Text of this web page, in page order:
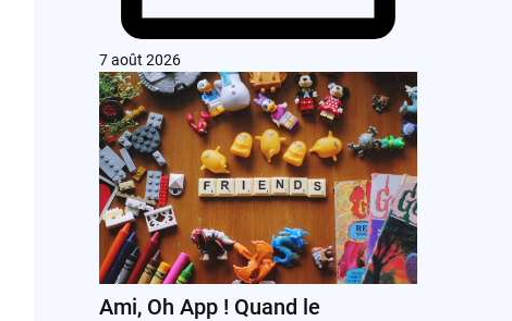
7 août 2026
Ami, Oh App ! Quand le